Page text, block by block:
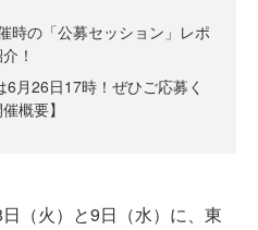
時の「公募セッション」レポ
！
6月26日17時！ぜひご応募く
概要】
（火）と9日（水）に、東